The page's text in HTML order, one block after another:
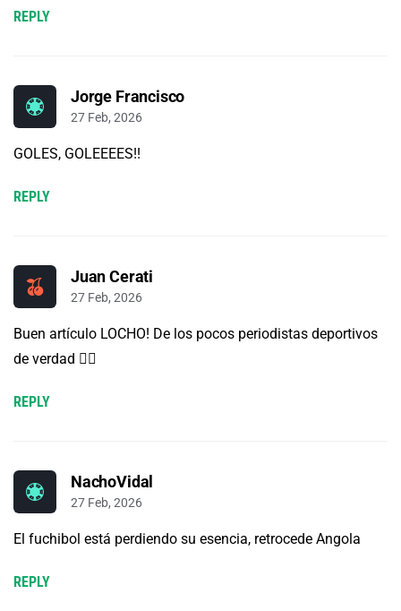
REPLY
Jorge Francisco
27 Feb, 2026
GOLES, GOLEEEES!!
REPLY
Juan Cerati
27 Feb, 2026
Buen artículo LOCHO! De los pocos periodistas deportivos
de verdad 👍🏼
REPLY
NachoVidal
27 Feb, 2026
El fuchibol está perdiendo su esencia, retrocede Angola
REPLY